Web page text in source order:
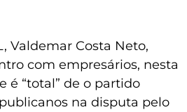
Valdemar Costa Neto,
com empresários, nesta
é “total” de o partido
na disputa pelo